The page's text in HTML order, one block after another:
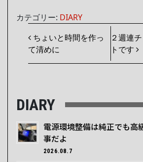
カテゴリー: DIARY
投稿ナビゲーション
ちょいと時間を作っ
て清めに
２週連
トです
DIARY
電源環境整備は純正でも高
事だよ
2026.08.7